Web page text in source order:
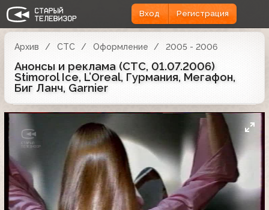
Вход Регистрация
Архив СТС Оформление 2005 - 2006
Анонсы и реклама (СТС, 01.07.2006)
Stimorol Ice, L’Oreal, Гурмания, Мегафон,
Биг Ланч, Garnier